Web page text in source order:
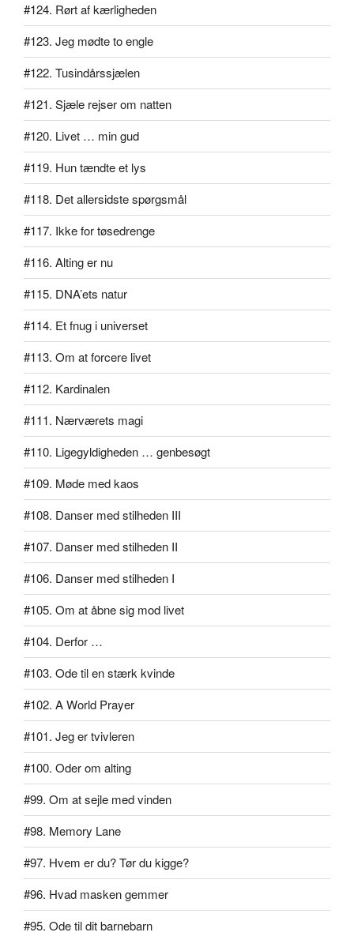
#124. Rørt af kærligheden
#123. Jeg mødte to engle
#122. Tusindårssjælen
#121. Sjæle rejser om natten
#120. Livet … min gud
#119. Hun tændte et lys
#118. Det allersidste spørgsmål
#117. Ikke for tøsedrenge
#116. Alting er nu
#115. DNA’ets natur
#114. Et fnug i universet
#113. Om at forcere livet
#112. Kardinalen
#111. Nærværets magi
#110. Ligegyldigheden … genbesøgt
#109. Møde med kaos
#108. Danser med stilheden III
#107. Danser med stilheden II
#106. Danser med stilheden I
#105. Om at åbne sig mod livet
#104. Derfor …
#103. Ode til en stærk kvinde
#102. A World Prayer
#101. Jeg er tvivleren
#100. Oder om alting
#99. Om at sejle med vinden
#98. Memory Lane
#97. Hvem er du? Tør du kigge?
#96. Hvad masken gemmer
#95. Ode til dit barnebarn